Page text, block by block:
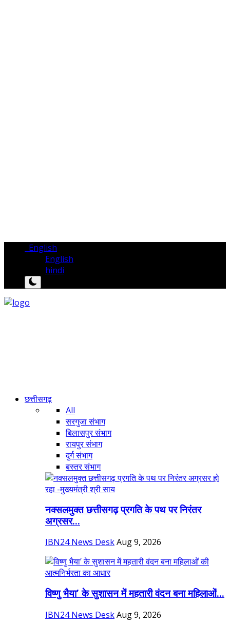
English
English
hindi
छत्तीसगढ़
All
सरगुजा संभाग
बिलासपुर संभाग
रायपुर संभाग
दुर्ग संभाग
बस्तर संभाग
नक्सलमुक्त छत्तीसगढ़ प्रगति के पथ पर निरंतर
अग्रसर...
IBN24 News DeskAug 9, 2026
विष्णु भैया’ के सुशासन में महतारी वंदन बना महिलाओं...
IBN24 News DeskAug 9, 2026